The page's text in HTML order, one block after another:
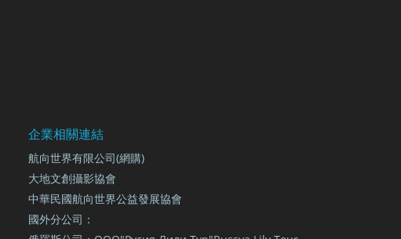
企業相關連結
航向世界有限公司(網購)
大地文創攝影協會
中華民國航向世界公益發展協會
國外分公司：